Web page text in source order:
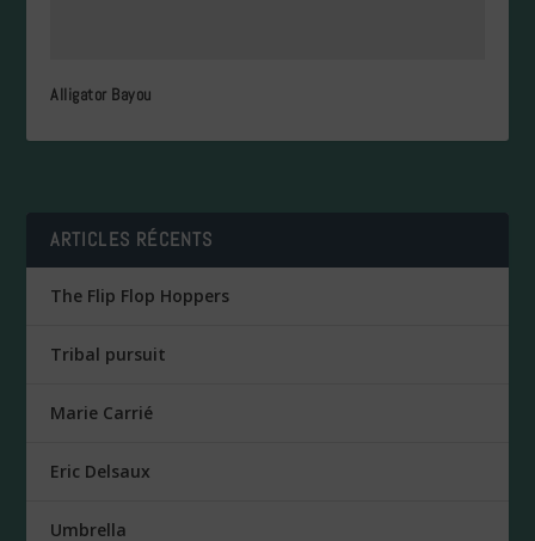
Alligator Bayou
ARTICLES RÉCENTS
The Flip Flop Hoppers
Tribal pursuit
Marie Carrié
Eric Delsaux
Umbrella